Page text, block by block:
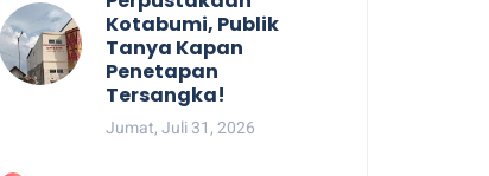
Kotabumi, Publik
Tanya Kapan
Penetapan
Tersangka!
Jumat, Juli 31, 2026